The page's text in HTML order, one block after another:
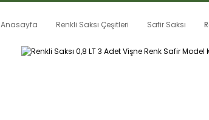
Anasayfa Renkli Saksı Çeşitleri Safir Saksı